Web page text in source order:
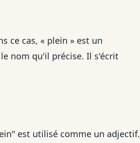
ce cas, « plein » est un
nom qu'il précise. Il s'écrit
est utilisé comme un adjectif.